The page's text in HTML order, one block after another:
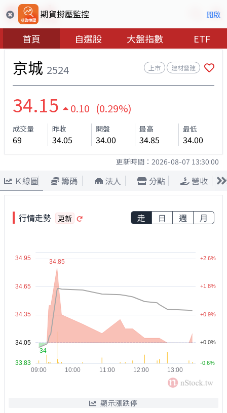
期貨撐壓監控 開啟
首頁 自選股 大盤指數 ETF
京城 2524 上市 建材營建
34.15 0.10 (0.29%)
成交量
69
昨收
34.05
開盤
34.00
最高
34.85
最低
34.00
更新時間： 2026-08-07 13:30:00
Ｋ線圖 籌碼 法人 分點 營收
行情走勢 更新 走 日 週 月
顯示漲跌停